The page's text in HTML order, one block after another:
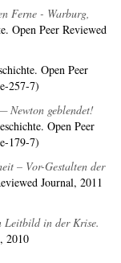
Ferne - Warburg,
Open Peer Reviewed
Open Peer
257-7)
Newton geblendet!
Open Peer
179-7)
– Vor-Gestalten der
Journal, 2011
Leitbild in der Krise.
2010